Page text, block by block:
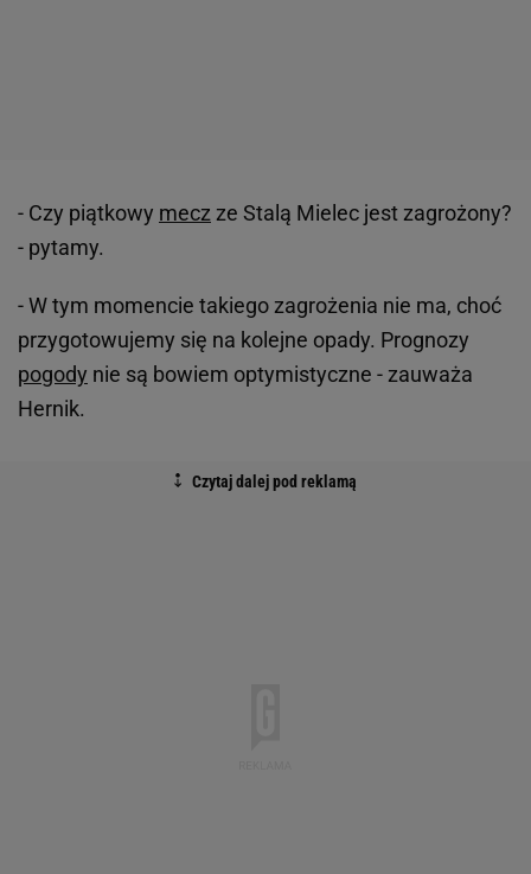
- Czy piątkowy mecz ze Stalą Mielec jest zagrożony?
- pytamy.
- W tym momencie takiego zagrożenia nie ma, choć
przygotowujemy się na kolejne opady. Prognozy
pogody nie są bowiem optymistyczne - zauważa
Hernik.